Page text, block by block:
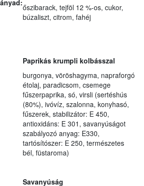
őszibarack, tejföl 12 %-os, cukor,
búzaliszt, citrom, fahéj
Paprikás krumpli kolbásszal
burgonya, vöröshagyma, napraforgó
étolaj, paradicsom, csemege
fűszerpaprika, só, virsli (sertéshús
(80%), ivóvíz, szalonna, konyhasó,
fűszerek, stabilizátor: E 450,
antioxidáns: E 301, savanyúságot
szabályozó anyag: E330,
tartósítószer: E 250, természetes
bél, füstaroma)
Savanyúság